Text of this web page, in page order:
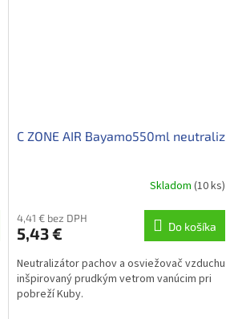
C ZONE AIR Bayamo550ml neutraliz
Skladom (10 ks)
4,41 € bez DPH
5,43 € Do košíka
Neutralizátor pachov a osviežovač vzduchu
inšpirovaný prudkým vetrom vanúcim pri
pobreží Kuby.